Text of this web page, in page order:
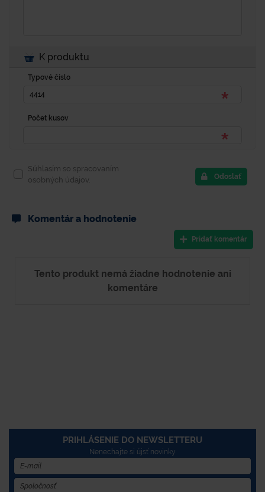
K produktu
Typové číslo
Počet kusov
Súhlasím so spracovaním
osobných údajov.
Odoslať
Komentár a hodnotenie
Pridať komentár
Tento produkt nemá žiadne hodnotenie ani
komentáre
PRIHLÁSENIE DO NEWSLETTERU
Nenechajte si újsť novinky